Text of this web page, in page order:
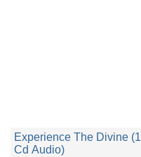
Experience The Divine (1
Cd Audio)